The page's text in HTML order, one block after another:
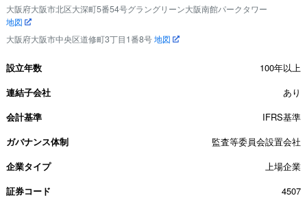
大阪府大阪市北区大深町5番54号グラングリーン大阪南館パークタワー
地図
大阪府大阪市中央区道修町3丁目1番8号地図
設立年数
100年以上
連結子会社
あり
会計基準
IFRS基準
ガバナンス体制
監査等委員会設置会社
企業タイプ
上場企業
証券コード
4507